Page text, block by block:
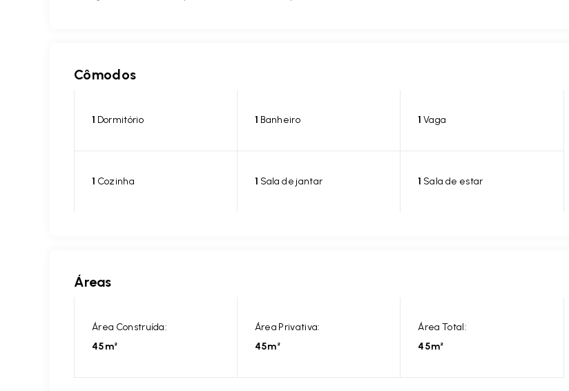
Cômodos
1 Dormitório 1 Banheiro 1 Vaga
1 Cozinha 1 Sala de jantar 1 Sala de estar
Áreas
Área Construída:
45m²
Área Privativa:
45m²
Área Total:
45m²